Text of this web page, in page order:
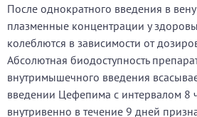
После однократного введения в
плазменные концентрации у
колеблются в зависимости от
Абсолютная биодоступность
внутримышечного введения
введении Цефепима с интервалом 8
внутривенно в течение 9 дней